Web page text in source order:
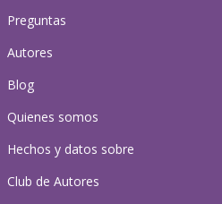
Preguntas
Autores
Blog
Quienes somos
Hechos y datos sobre
Club de Autores